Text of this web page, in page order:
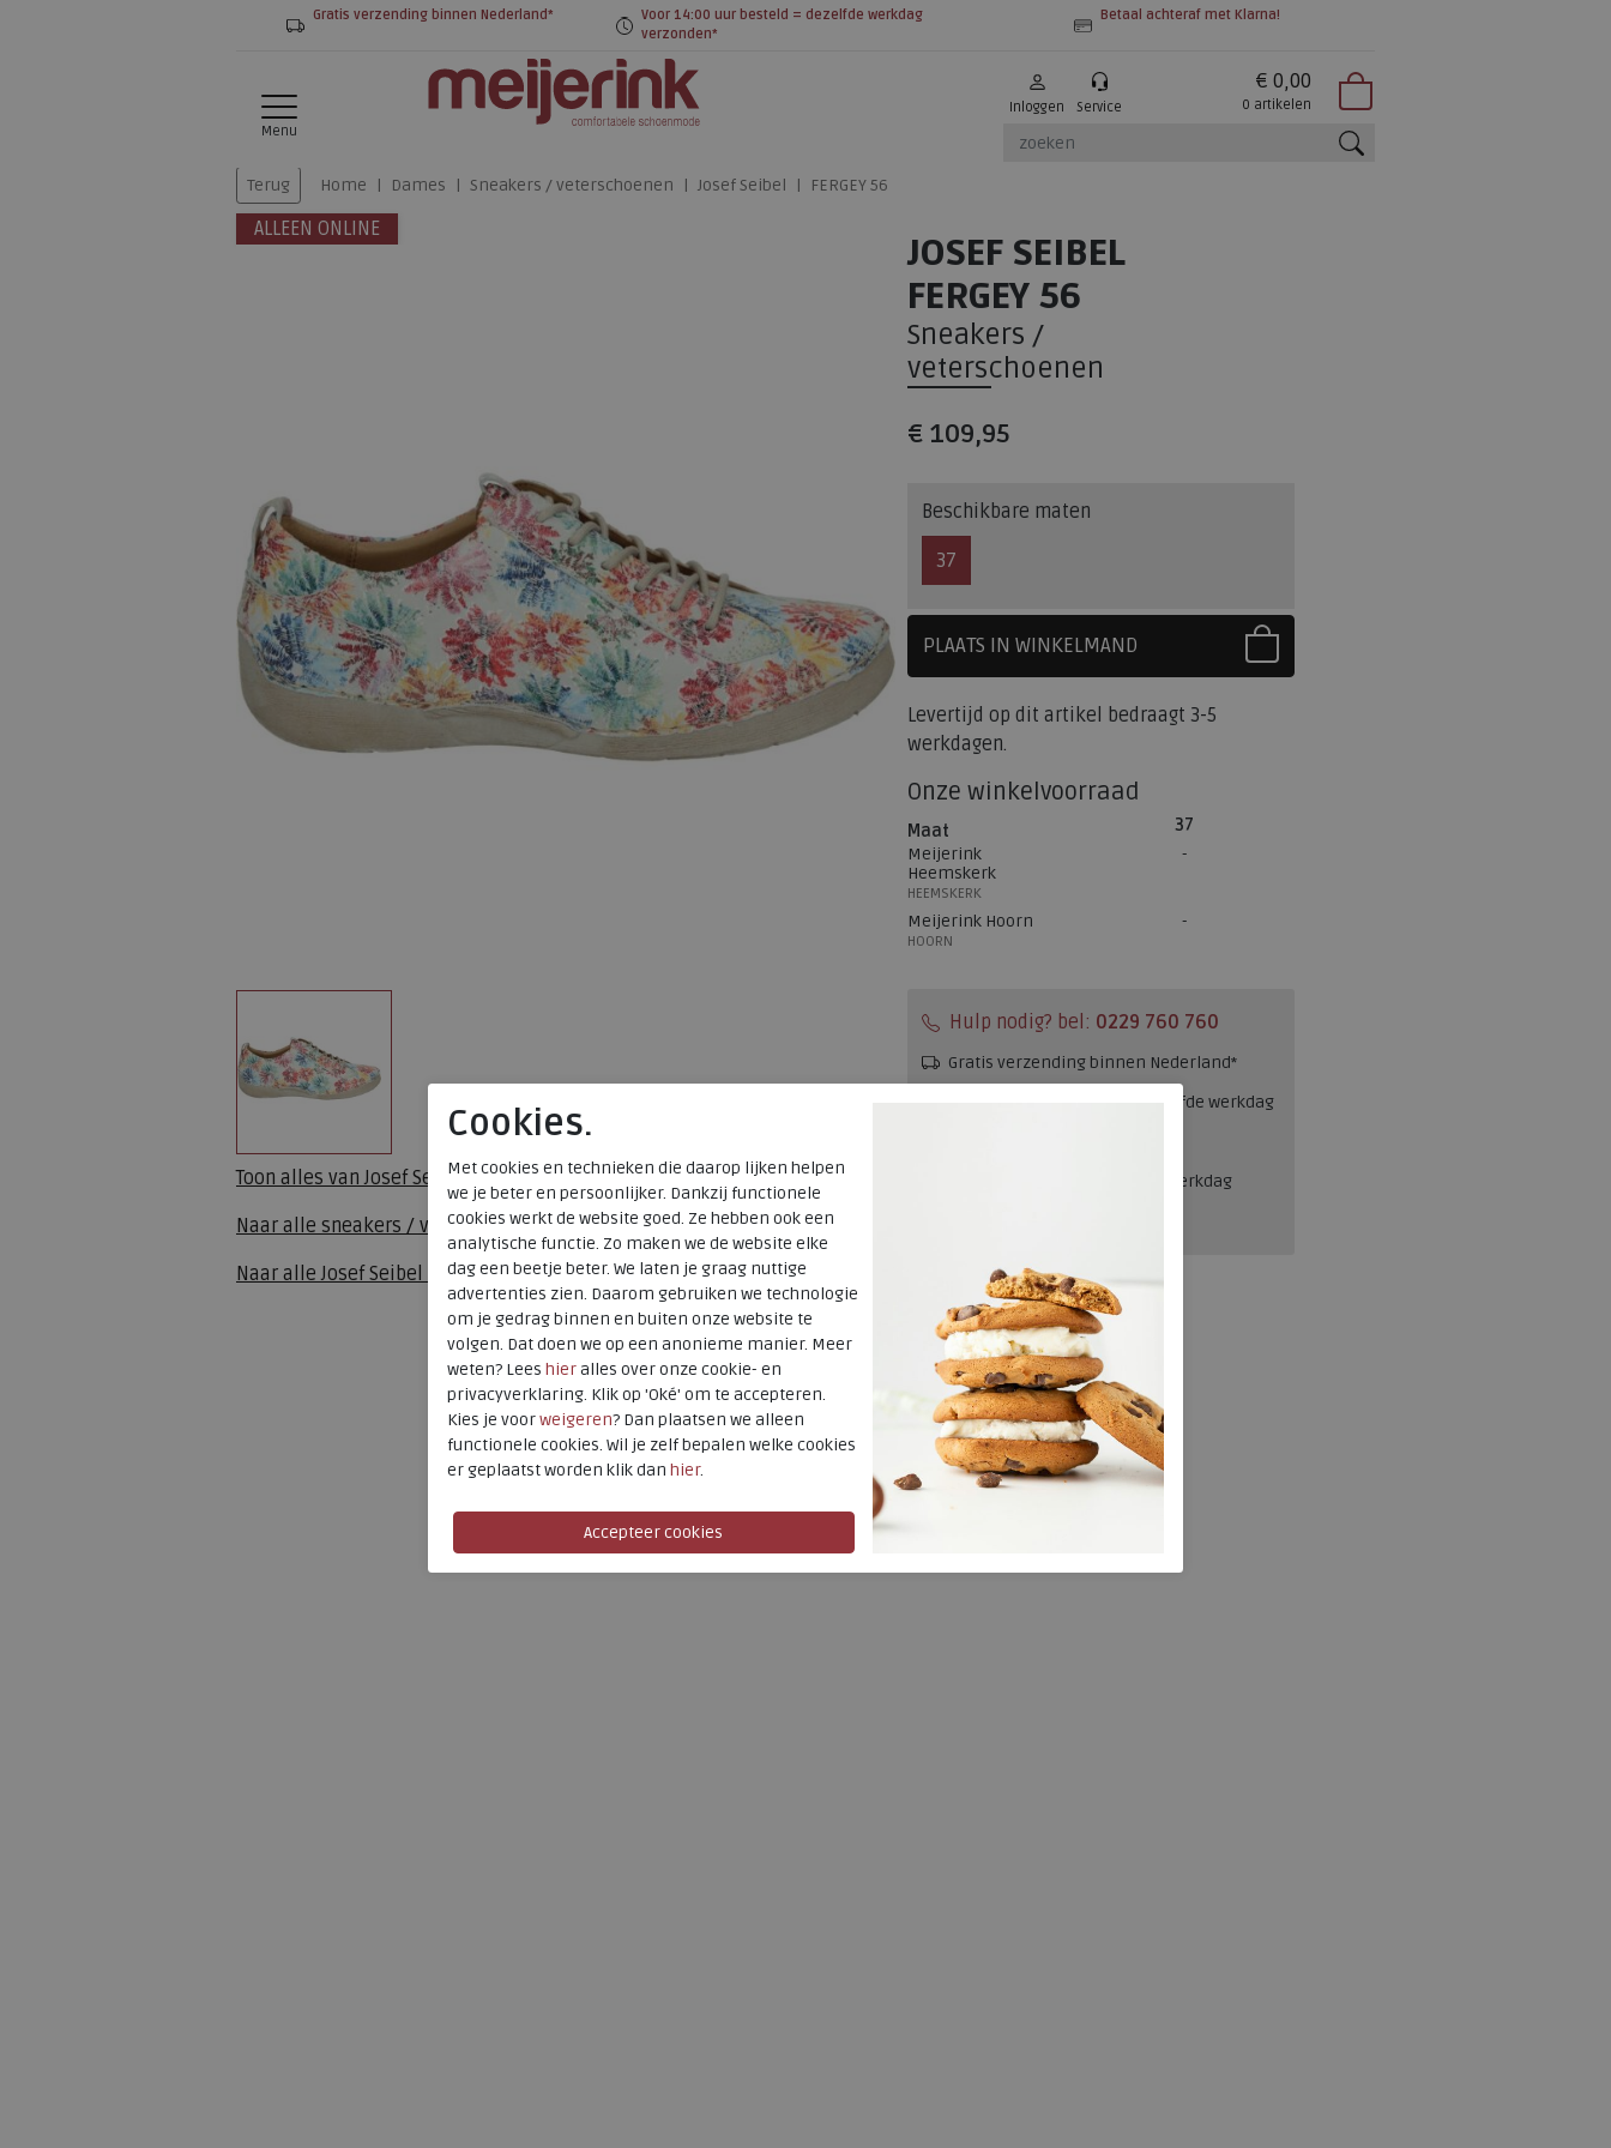
Gratis verzending binnen Nederland*
Voor 14:00 uur besteld = dezelfde werkdag
verzonden*
Betaal achteraf met Klarna!
Menu
Inloggen Service
€ 0,00
0 artikelen
Terug Home Dames Sneakers / veterschoenen Josef Seibel FERGEY 56
ALLEEN ONLINE
Toon alles vanJosef Seibel
Naar alle sneakers / veterschoenen
Naar alleJosef Seibel sneakers / veterschoenen
JOSEF SEIBEL
FERGEY 56
Sneakers /
veterschoenen
€ 109,95
Beschikbare maten
37
PLAATS IN WINKELMAND
SELECTEER EERST UW MAAT
Levertijd op dit artikel bedraagt 3-5
werkdagen.
Onze winkelvoorraad
Maat
37
Meijerink
Heemskerk
HEEMSKERK
Meijerink Hoorn
HOORN
Hulp nodig? bel: 0229 760 760
Gratis verzending binnen Nederland*
Voor 14:00 uur besteld = dezelfde werkdag
Altijd retourneren, binnen 1 werkdag
Josef Seibel
Fabrikantcode
231.39.002.37
Bestelcode
wa335726
Kleur
Wit/beige
Uitneembaar
voetbed
nee
Cookies.
Met cookies en technieken die daarop lijken helpen
we je beter en persoonlijker. Dankzij functionele
cookies werkt de website goed. Ze hebben ook een
analytische functie. Zo maken we de website elke
dag een beetje beter. We laten je graag nuttige
advertenties zien. Daarom gebruiken we technologie
om je gedrag binnen en buiten onze website te
volgen. Dat doen we op een anonieme manier. Meer
weten? Lees hieralles over onze cookie- en
privacyverklaring. Klik op 'Oké' om te accepteren.
Kies je voorweigeren? Dan plaatsen we alleen
functionele cookies. Wil je zelf bepalen welke cookies
er geplaatst worden klik dan hier.